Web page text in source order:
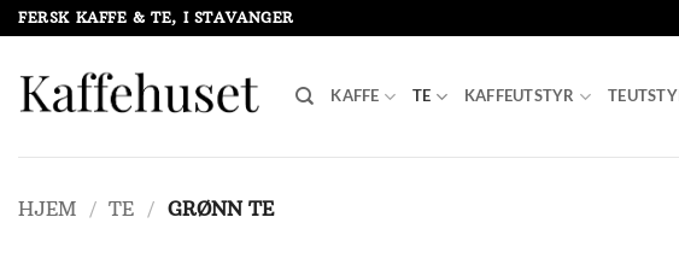
Skip
to
content
FERSK KAFFE & TE, I STAVANGER
KAFFE TE KAFFEUTSTYR
HJEM / TE / GRØNN TE